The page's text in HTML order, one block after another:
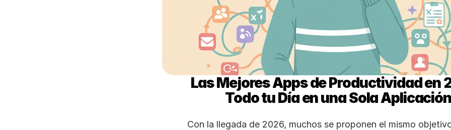
Las Mejores Apps de Productividad en
Todo tu Día en una Sola Aplicación
Con la llegada de 2026, muchos se proponen el mismo